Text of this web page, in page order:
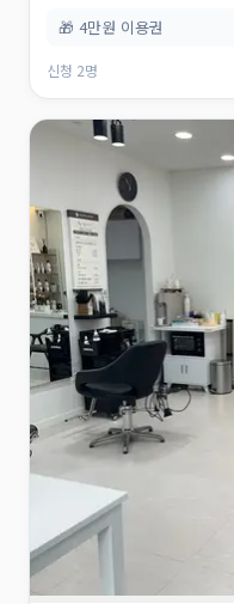
🎁 4만원 이용권
신청 2명